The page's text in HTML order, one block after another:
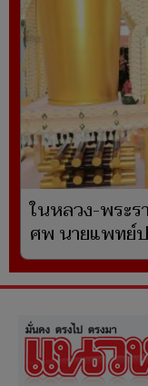
ในหลวง-พระร
ศพ นายแพทย์ป